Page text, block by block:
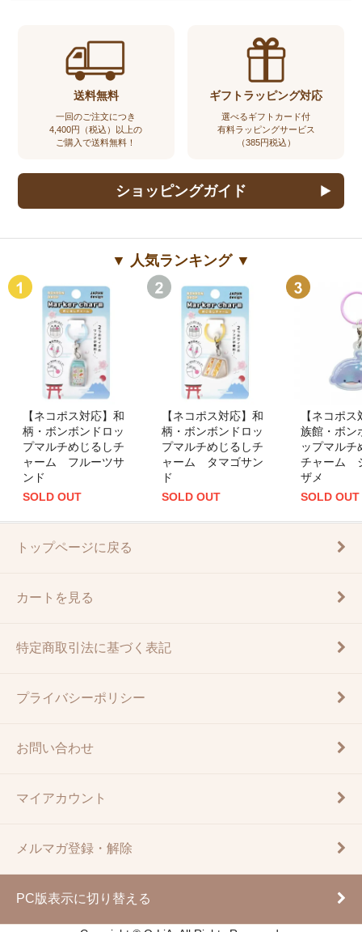
送料無料
一回のご注文につき
4,400円（税込）以上の
ご購入で送料無料！
ギフトラッピング対応
選べるギフトカード付
有料ラッピングサービス
（385円税込）
ショッピングガイド
▼ 人気ランキング ▼
【ネコポス対応】和
柄・ボンボンドロッ
プマルチめじるしチ
ャーム フルーツサ
ンド
SOLD OUT
【ネコポス対応】和
柄・ボンボンドロッ
プマルチめじるしチ
ャーム タマゴサン
ド
SOLD OUT
【ネコポ
族館・ボン
ップマルチ
チャーム
ザメ
SOLD OUT
トップページに戻る
カートを見る
特定商取引法に基づく表記
プライバシーポリシー
お問い合わせ
マイアカウント
メルマガ登録・解除
PC版表示に切り替える